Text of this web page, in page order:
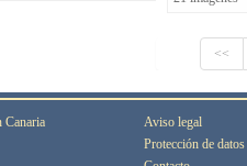
<<
Aviso legal
Protección de datos
Canaria